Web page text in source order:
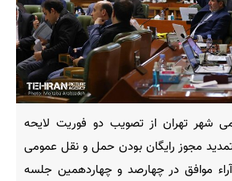
شهر تهران از تصویب دو فوریت لایحه
تمدید مجوز رایگان بودن حمل و نقل عمومی
موافق در چهارصد و چهاردهمین جلسه